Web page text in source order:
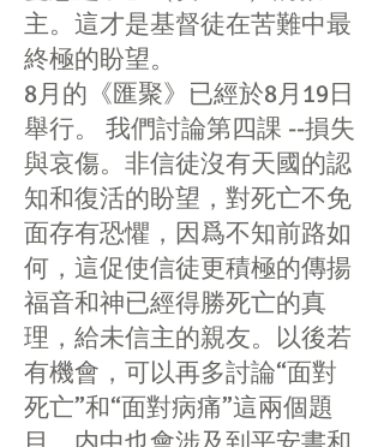
主。這才是基督徒在苦難中最
終極的盼望。
​8月的《匯聚》已經於8月19日
舉行。 我們討論第四課 --損失
與哀傷。非信徒沒有天國的認
知和復活的盼望，對死亡不免
面存有恐懼，因爲不知前路如
何，這促使信徒更積極的傳揚
福音和神已經得勝死亡的真
理，給未信主的親友。以後若
有機會，可以再多討論“面對
死亡”和“面對病痛”這兩個題